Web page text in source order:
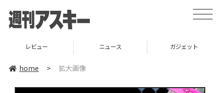
toggle
レビュー ニュース ガジェット
home > 拡大画像